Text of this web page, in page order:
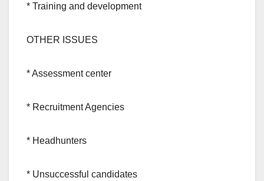
* Training and development
OTHER ISSUES
* Assessment center
* Recruitment Agencies
* Headhunters
* Unsuccessful candidates